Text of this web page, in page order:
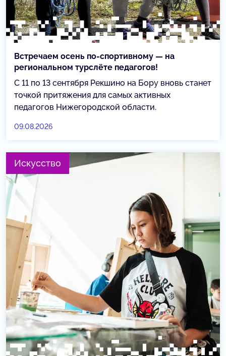
Встречаем осень по-спортивному — на
региональном турслёте педагогов!
С 11 по 13 сентября Рекшино на Бору вновь станет
точкой притяжения для самых активных
педагогов Нижегородской области.
09.08.2026
Искусство